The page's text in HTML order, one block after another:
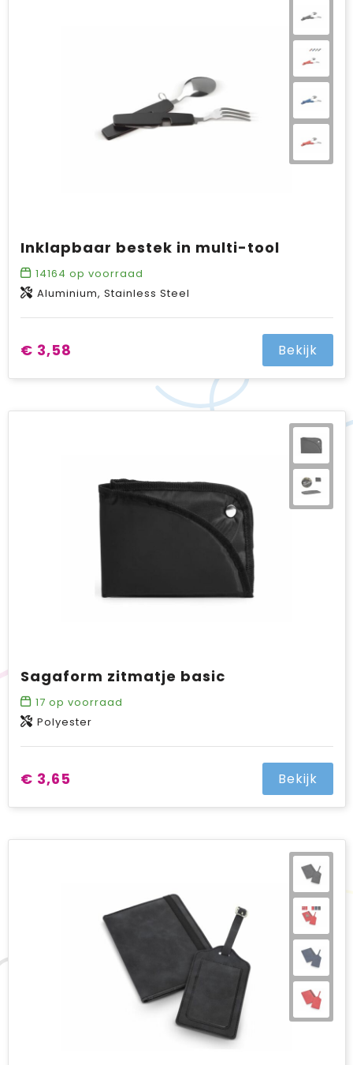
Inklapbaar bestek in multi-tool
14164 op voorraad
Aluminium, Stainless Steel
€ 3,58 Bekijk
Sagaform zitmatje basic
17 op voorraad
Polyester
€ 3,65 Bekijk